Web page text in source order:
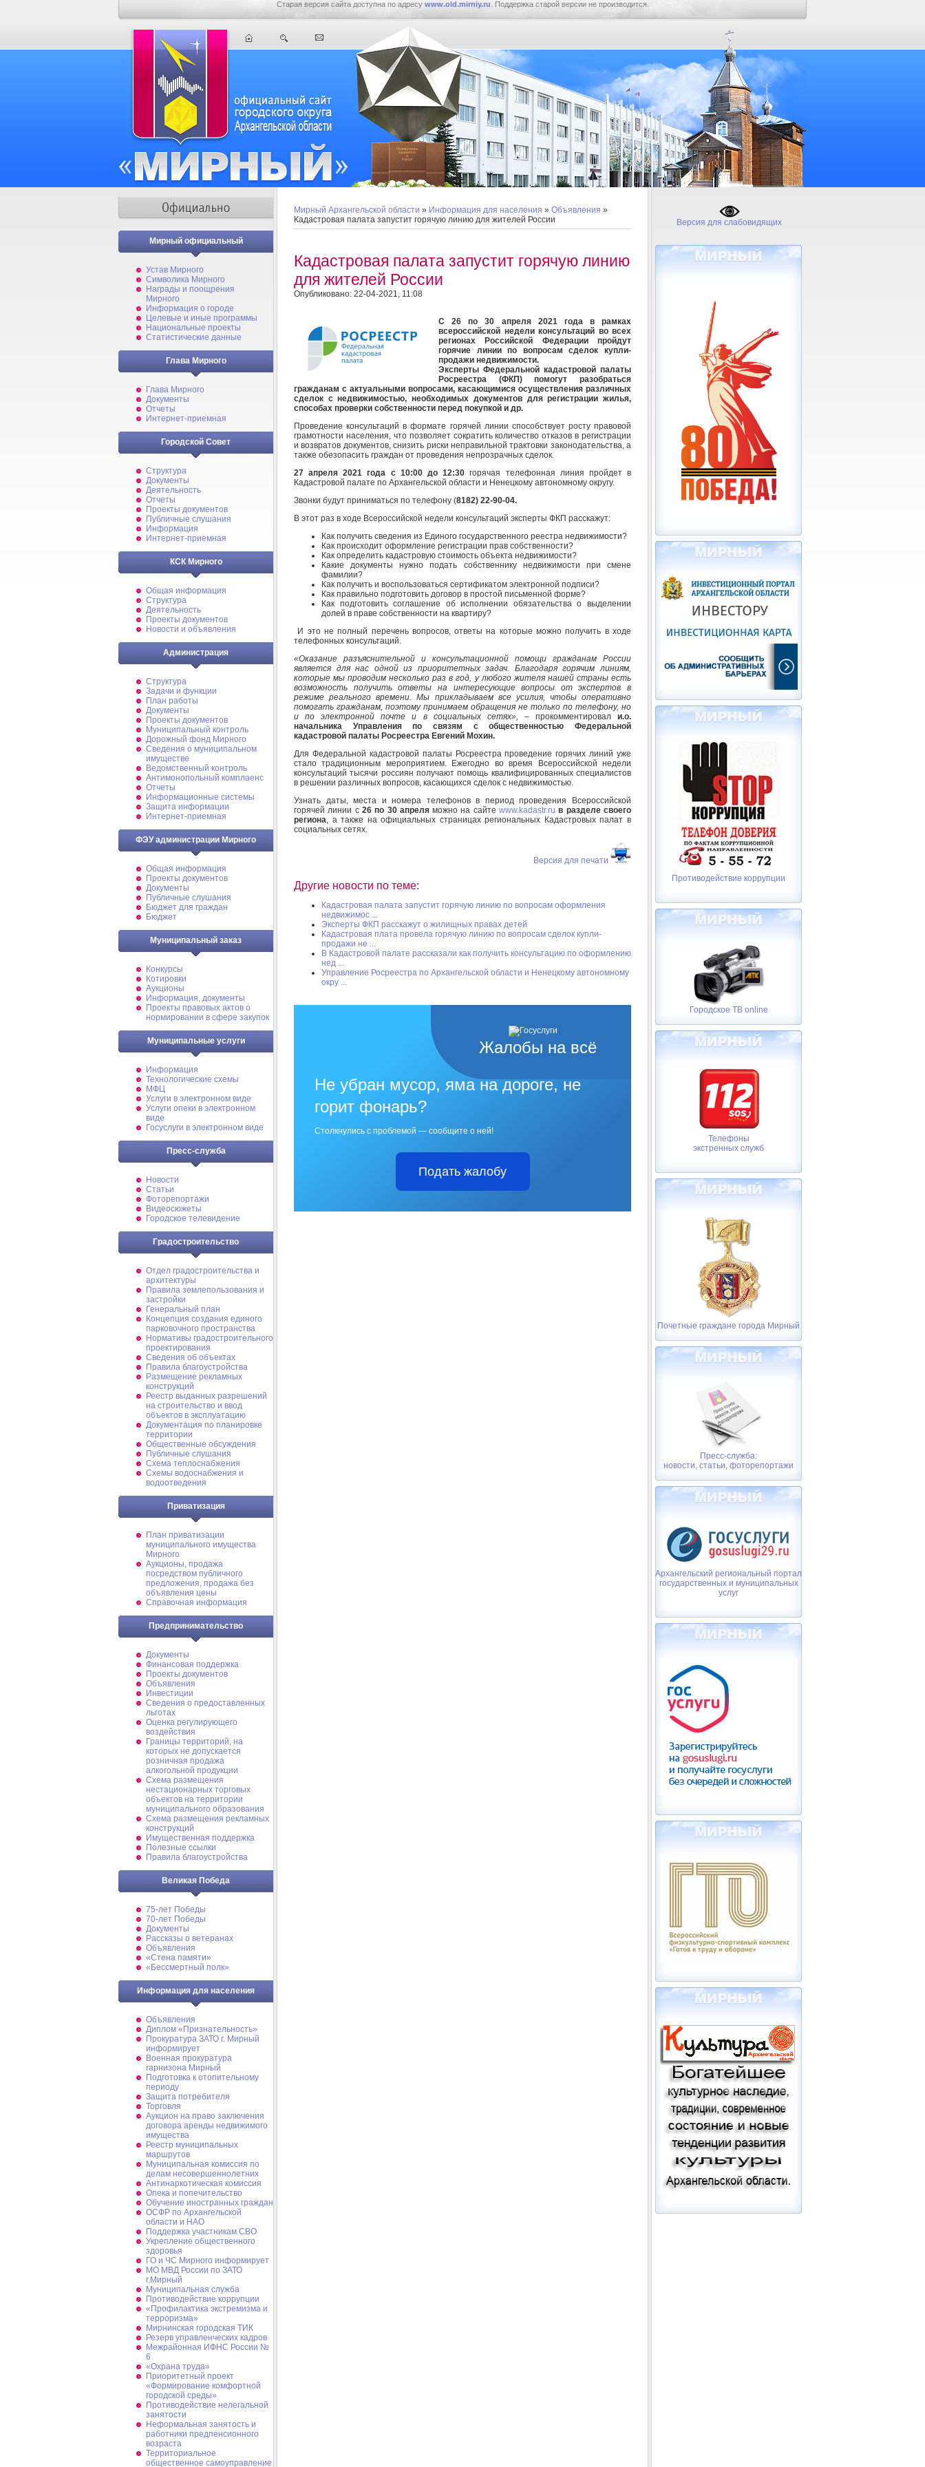
Старая версия сайта доступна по адресу www.old.mirniy.ru . Поддержка старой версии не производится.
Мирный официальный
Устав Мирного
Символика Мирного
Награды и поощрения
Мирного
Информация о городе
Целевые и иные программы
Национальные проекты
Статистические данные
Глава Мирного
Глава Мирного
Документы
Отчеты
Интернет-приемная
Городской Совет
Структура
Документы
Деятельность
Отчеты
Проекты документов
Публичные слушания
Информация
Интернет-приемная
КСК Мирного
Общая информация
Структура
Деятельность
Проекты документов
Новости и объявления
Администрация
Структура
Задачи и функции
План работы
Документы
Проекты документов
Муниципальный контроль
Дорожный фонд Мирного
Cведения о муниципальном
имуществе
Ведомственный контроль
Антимонопольный комплаенс
Отчеты
Информационные системы
Защита информации
Интернет-приемная
ФЭУ администрации Мирного
Общая информация
Проекты документов
Документы
Публичные слушания
Бюджет для граждан
Бюджет
Муниципальный заказ
Конкурсы
Котировки
Аукционы
Информация, документы
Проекты правовых актов о
нормировании в сфере закупок
Муниципальные услуги
Информация
Технологические схемы
МФЦ
Услуги в электронном виде
Услуги опеки в электронном
виде
Госуслуги в электронном виде
Пресс-служба
Новости
Статьи
Фоторепортажи
Видеосюжеты
Городское телевидение
Градостроительство
Отдел градостроительства и
архитектуры
Правила землепользования и
застройки
Генеральный план
Концепция создания единого
парковочного пространства
Нормативы градостроительного
проектирования
Сведения об объектах
Правила благоустройства
Размещение рекламных
конструкций
Реестр выданных разрешений
на строительство и ввод
объектов в эксплуатацию
Документация по планировке
территории
Общественные обсуждения
Публичные слушания
Схема теплоснабжения
Схемы водоснабжения и
водоотведения
Приватизация
План приватизации
муниципального имущества
Мирного
Аукционы, продажа
посредством публичного
предложения, продажа без
объявления цены
Справочная информация
Предпринимательство
Документы
Финансовая поддержка
Проекты документов
Объявления
Инвестиции
Сведения о предоставленных
льготах
Оценка регулирующего
воздействия
Границы территорий, на
которых не допускается
розничная продажа
алкогольной продукции
Схема размещения
нестационарных торговых
объектов на территории
муниципального образования
Схема размещения рекламных
конструкций
Имущественная поддержка
Полезные ссылки
Правила благоустройства
Великая Победа
75-лет Победы
70-лет Победы
Документы
Рассказы о ветеранах
Объявления
«Стена памяти»
«Бессмертный полк»
Информация для населения
Объявления
Диплом «Признательность»
Прокуратура ЗАТО г. Мирный
информирует
Военная прокуратура
гарнизона Мирный
Подготовка к отопительному
периоду
Защита потребителя
Торговля
Аукцион на право заключения
договора аренды недвижимого
имущества
Реестр муниципальных
маршрутов
Муниципальная комиссия по
делам несовершеннолетних
Антинаркотическая комиссия
Опека и попечительство
Обучение иностранных граждан
ОСФР по Архангельской
области и НАО
Поддержка участникам СВО
Укрепление общественного
здоровья
ГО и ЧС Мирного информирует
МО МВД России по ЗАТО
г.Мирный
Муниципальная cлужба
Противодействие коррупции
«Профилактика экстремизма и
терроризма»
Мирнинская городская ТИК
Резерв управленческих кадров
Межрайонная ИФНС России №
6
«Охрана труда»
Приоритетный проект
«Формирование комфортной
городской среды»
Противодействие нелегальной
занятости
Неформальная занятость и
работники предпенсионного
возраста
Территориальное
общественное самоуправление
Мирный Архангельской области » Информация для населения » Объявления »
Кадастровая палата запустит горячую линию для жителей России
Кадастровая палата запустит горячую линию
для жителей России
Опубликовано: 22-04-2021, 11:08
С 26 по 30 апреля 2021 года в рамках
всероссийской недели консультаций во всех
регионах Российской Федерации пройдут
горячие линии по вопросам сделок купли-
продажи недвижимости.
Эксперты Федеральной кадастровой палаты
Росреестра (ФКП) помогут разобраться
гражданам с актуальными вопросами, касающимися осуществления различных
сделок с недвижимостью, необходимых документов для регистрации жилья,
способах проверки собственности перед покупкой и др.
Проведение консультаций в формате горячей линии способствует росту правовой
грамотности населения, что позволяет сократить количество отказов в регистрации
и возвратов документов, снизить риски неправильной трактовки законодательства, а
также обезопасить граждан от проведения непрозрачных сделок.
27 апреля 2021 года с 10:00 до 12:30горячая телефонная линия пройдет в
Кадастровой палате по Архангельской области и Ненецкому автономному округу.
Звонки будут приниматься по телефону (8182) 22-90-04.
В этот раз в ходе Всероссийской недели консультаций эксперты ФКП расскажут:
Как получить сведения из Единого государственного реестра недвижимости?
Как происходит оформление регистрации прав собственности?
Как определить кадастровую стоимость объекта недвижимости?
Какие документы нужно подать собственнику недвижимости при смене
фамилии?
Как получить и воспользоваться сертификатом электронной подписи?
Как правильно подготовить договор в простой письменной форме?
Как подготовить соглашение об исполнении обязательства о выделении
долей в праве собственности на квартиру?
И это не полный перечень вопросов, ответы на которые можно получить в ходе
телефонных консультаций.
«Оказание разъяснительной и консультационной помощи гражданам России
является для нас одной из приоритетных задач. Благодаря горячим линиям,
которые мы проводим несколько раз в год, у любого жителя нашей страны есть
возможность получить ответы на интересующие вопросы от экспертов в
режиме реального времени. Мы прикладываем все усилия, чтобы оперативно
помогать гражданам, поэтому принимаем обращения не только по телефону, но
и по электронной почте и в социальных сетях», – прокомментировали.о.
начальника Управления по связям с общественностью Федеральной
кадастровой палаты Росреестра Евгений Мохин.
Для Федеральной кадастровой палаты Росреестра проведение горячих линий уже
стало традиционным мероприятием. Ежегодно во время Всероссийской недели
консультаций тысячи россиян получают помощь квалифицированных специалистов
в решении различных вопросов, касающихся сделок с недвижимостью.
Узнать даты, места и номера телефонов в период проведения Всероссийской
горячей линии с 26 по 30 апреляможно на сайтеwww.kadastr.ru в разделе своего
региона, а также на официальных страницах региональных Кадастровых палат в
социальных сетях.
Версия для печати
Другие новости по теме:
Кадастровая палата запустит горячую линию по вопросам оформления
недвижимос ...
Эксперты ФКП расскажут о жилищных правах детей
Кадастровая плата провела горячую линию по вопросам сделок купли-
продажи не ...
В Кадастровой палате рассказали как получить консультацию по оформлению
нед ...
Управление Росреестра по Архангельской области и Ненецкому автономному
окру ...
Жалобы на всё
Не убран мусор, яма на дороге, не
горит фонарь?
Столкнулись с проблемой — сообщите о ней!
Подать жалобу
Версия для слабовидящих
Противодействие коррупции
Городское ТВ online
Телефоны
экстренных служб
Почетные граждане города Мирный
Пресс-служба:
новости, статьи, фоторепортажи
Архангельский региональный портал
государственных и муниципальных
услуг